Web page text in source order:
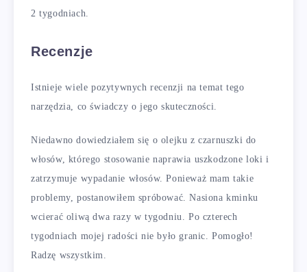
2 tygodniach.
Recenzje
Istnieje wiele pozytywnych recenzji na temat tego
narzędzia, co świadczy o jego skuteczności.
Niedawno dowiedziałem się o olejku z czarnuszki do
włosów, którego stosowanie naprawia uszkodzone loki i
zatrzymuje wypadanie włosów. Ponieważ mam takie
problemy, postanowiłem spróbować. Nasiona kminku
wcierać oliwą dwa razy w tygodniu. Po czterech
tygodniach mojej radości nie było granic. Pomogło!
Radzę wszystkim.